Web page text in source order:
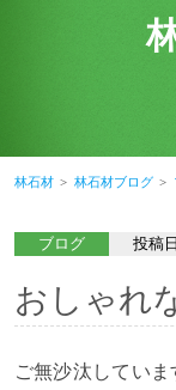
林石材 林石材ブログ
ブログ 投稿
おしゃれ
ご無沙汰してい